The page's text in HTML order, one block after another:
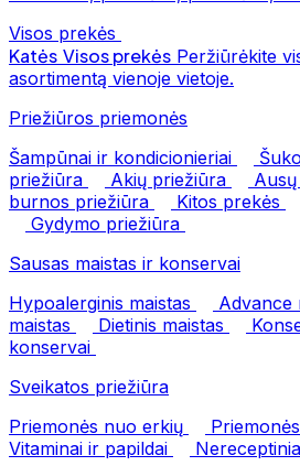
Visos prekės
Katės Visos prekės Peržiūrėkite
asortimentą vienoje vietoje.
Priežiūros priemonės
Šampūnai ir kondicionieriai
priežiūra
Akių priežiūra
burnos priežiūra
Kitos prekės
Gydymo priežiūra
Sausas maistas ir konservai
Hypoalerginis maistas
Advance
maistas
Dietinis maistas
konservai
Sveikatos priežiūra
Priemonės nuo erkių
Vitaminai ir papildai